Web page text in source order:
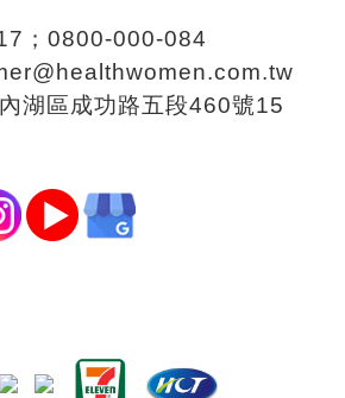
； 0800-000-084
湖區成功路五段460號15